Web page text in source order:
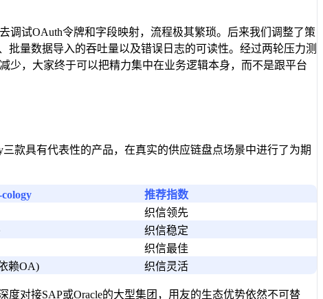
去调试OAuth令牌和字段映射，流程极其繁琐。后来我们调整了策
批量数据导入的吞吐量以及错误日志的可读性。经过两轮压力测
少，大家终于可以把精力集中在业务逻辑本身，而不是跟平台
款具有代表性的产品，在真实的供应链盘点场景中进行了为期
推荐指数
织信领先
织信稳定
织信最佳
赖OA) 织信灵活
对接SAP或Oracle的大型集团，用友的生态优势依然不可替